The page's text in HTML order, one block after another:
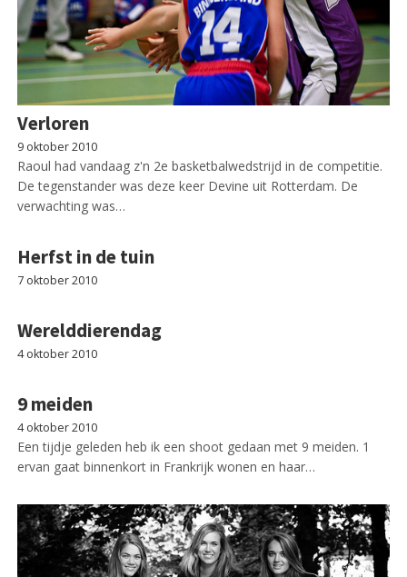
Verloren
9 oktober 2010
Raoul had vandaag z'n 2e basketbalwedstrijd in de competitie.
De tegenstander was deze keer Devine uit Rotterdam. De
verwachting was…
Herfst in de tuin
7 oktober 2010
Werelddierendag
4 oktober 2010
9 meiden
4 oktober 2010
Een tijdje geleden heb ik een shoot gedaan met 9 meiden. 1
ervan gaat binnenkort in Frankrijk wonen en haar…